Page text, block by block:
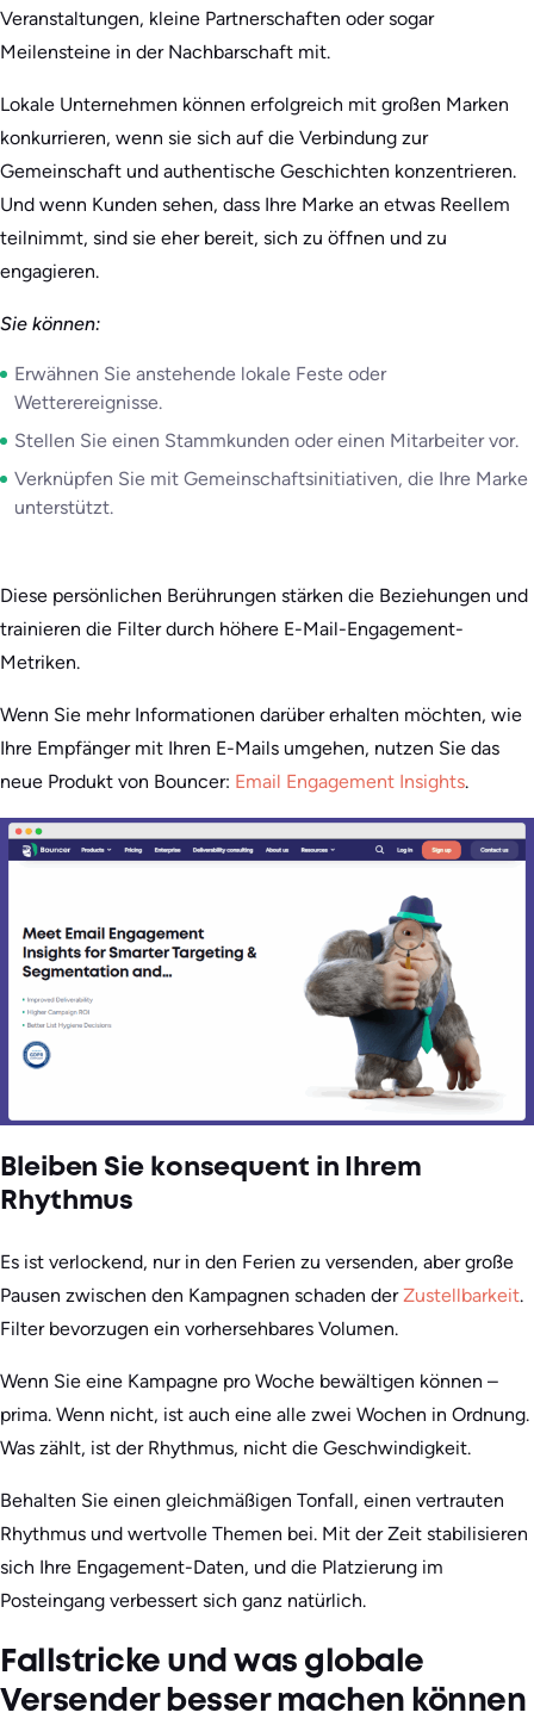
Veranstaltungen, kleine Partnerschaften oder sogar
Meilensteine in der Nachbarschaft mit.
Lokale Unternehmen können erfolgreich mit großen Marken
konkurrieren, wenn sie sich auf die Verbindung zur
Gemeinschaft und authentische Geschichten konzentrieren.
Und wenn Kunden sehen, dass Ihre Marke an etwas Reellem
teilnimmt, sind sie eher bereit, sich zu öffnen und zu
engagieren.
Sie können:
Erwähnen Sie anstehende lokale Feste oder
Wetterereignisse.
Stellen Sie einen Stammkunden oder einen Mitarbeiter vor.
Verknüpfen Sie mit Gemeinschaftsinitiativen, die Ihre Marke
unterstützt.
Diese persönlichen Berührungen stärken die Beziehungen und
trainieren die Filter durch höhere E-Mail-Engagement-
Metriken.
Wenn Sie mehr Informationen darüber erhalten möchten, wie
Ihre Empfänger mit Ihren E-Mails umgehen, nutzen Sie das
neue Produkt von Bouncer: Email Engagement Insights.
Bleiben Sie konsequent in Ihrem
Rhythmus
Es ist verlockend, nur in den Ferien zu versenden, aber große
Pausen zwischen den Kampagnen schaden derZustellbarkeit.
Filter bevorzugen ein vorhersehbares Volumen.
Wenn Sie eine Kampagne pro Woche bewältigen können –
prima. Wenn nicht, ist auch eine alle zwei Wochen in Ordnung.
Was zählt, ist der Rhythmus, nicht die Geschwindigkeit.
Behalten Sie einen gleichmäßigen Tonfall, einen vertrauten
Rhythmus und wertvolle Themen bei. Mit der Zeit stabilisieren
sich Ihre Engagement-Daten, und die Platzierung im
Posteingang verbessert sich ganz natürlich.
Fallstricke und was globale
Versender besser machen können